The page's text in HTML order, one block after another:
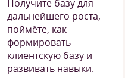
Получите базу для
дальнейшего роста,
поймёте, как
формировать
клиентскую базу и
развивать навыки.